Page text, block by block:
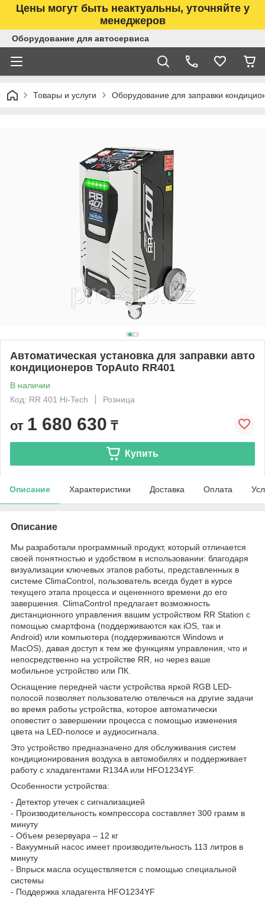
Цены могут быть неактуальны, уточняйте у
менеджеров
Оборудование для автосервиса
Товары и услуги Оборудование для заправки
Автоматическая установка для заправки авто
кондиционеров TopAuto RR401
В наличии
Код: RR 401 Hi-Tech
Розница
от 1 680 630 ₸
Купить
Описание Характеристики Доставка Оплата
Описание
Мы разработали программный продукт, который отличается
своей понятностью и удобством в использовании: благодаря
визуализации ключевых этапов работы, представленных в
системе ClimaControl, пользователь всегда будет в курсе
текущего этапа процесса и оцененного времени до его
завершения. ClimaControl предлагает возможность
дистанционного управления вашим устройством RR Station с
помощью смартфона (поддерживаются как iOS, так и
Android) или компьютера (поддерживаются Windows и
MacOS), давая доступ к тем же функциям управления, что и
непосредственно на устройстве RR, но через ваше
мобильное устройство или ПК.
Оснащение передней части устройства яркой RGB LED-
полосой позволяет пользователю отвлечься на другие задачи
во время работы устройства, которое автоматически
оповестит о завершении процесса с помощью изменения
цвета на LED-полосе и аудиосигнала.
Это устройство предназначено для обслуживания систем
кондиционирования воздуха в автомобилях и поддерживает
работу с хладагентами R134A или HFO1234YF.
Особенности устройства:
- Детектор утечек с сигнализацией
- Производительность компрессора составляет 300 грамм в
минуту
- Объем резервуара – 12 кг
- Вакуумный насос имеет производительность 113 литров в
минуту
- Впрыск масла осуществляется с помощью специальной
системы
- Поддержка хладагента HFO1234YF